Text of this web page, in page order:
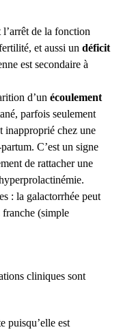
de la fonction
et aussi un déficit
est secondaire à
d’un écoulement
parfois seulement
inapproprié chez une
C’est un signe
de rattacher une
: la galactorrhée peut
franche (simple
cliniques sont
puisqu’elle est